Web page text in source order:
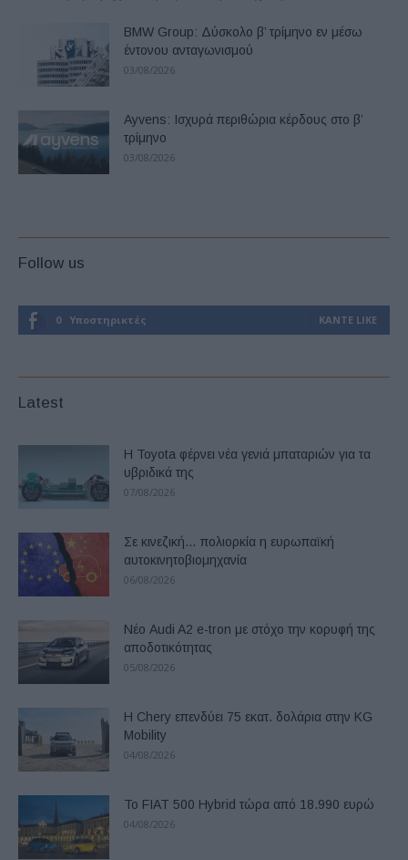
BMW Group: Δύσκολο β’ τρίμηνο εν μέσω
έντονου ανταγωνισμού
03/08/2026
Ayvens: Iσχυρά περιθώρια κέρδους στο β’
τρίμηνο
03/08/2026
Follow us
0 Υποστηρικτές ΚΆΝΤΕ LIKE
Latest
Η Toyota φέρνει νέα γενιά μπαταριών για τα
υβριδικά της
07/08/2026
Σε κινεζική… πολιορκία η ευρωπαϊκή
αυτοκινητοβιομηχανία
06/08/2026
Νέο Audi A2 e-tron με στόχο την κορυφή της
αποδοτικότητας
05/08/2026
Η Chery επενδύει 75 εκατ. δολάρια στην KG
Mobility
04/08/2026
Το FIAT 500 Hybrid τώρα από 18.990 ευρώ
04/08/2026